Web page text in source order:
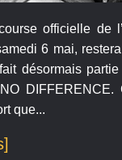
officielle de
6 mai,
désormais
NO DIFFERENCE.
que...